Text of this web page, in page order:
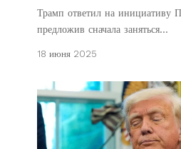
Трамп ответил на инициативу
предложив сначала заняться…
18 июня 2025